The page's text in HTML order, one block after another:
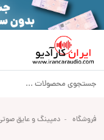
فروشگاه دمپینگ و عایق